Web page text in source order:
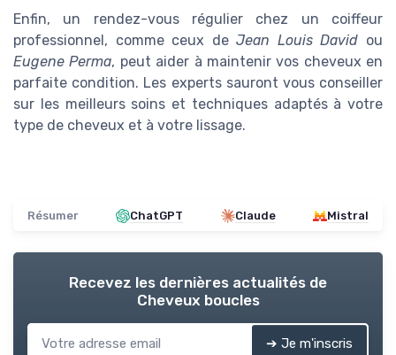
Enfin, un rendez-vous régulier chez un coiffeur
professionnel, comme ceux deJean Louis David ou
Eugene Perma, peut aider à maintenir vos cheveux en
parfaite condition. Les experts sauront vous conseiller
sur les meilleurs soins et techniques adaptés à votre
type de cheveux et à votre lissage.
Résumer ChatGPT Claude Mistral
Recevez les dernières actualités de
Cheveux boucles
➔ Je m'inscris